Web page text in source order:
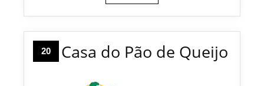
20 Casa do Pão de Queijo